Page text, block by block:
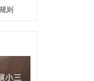
则